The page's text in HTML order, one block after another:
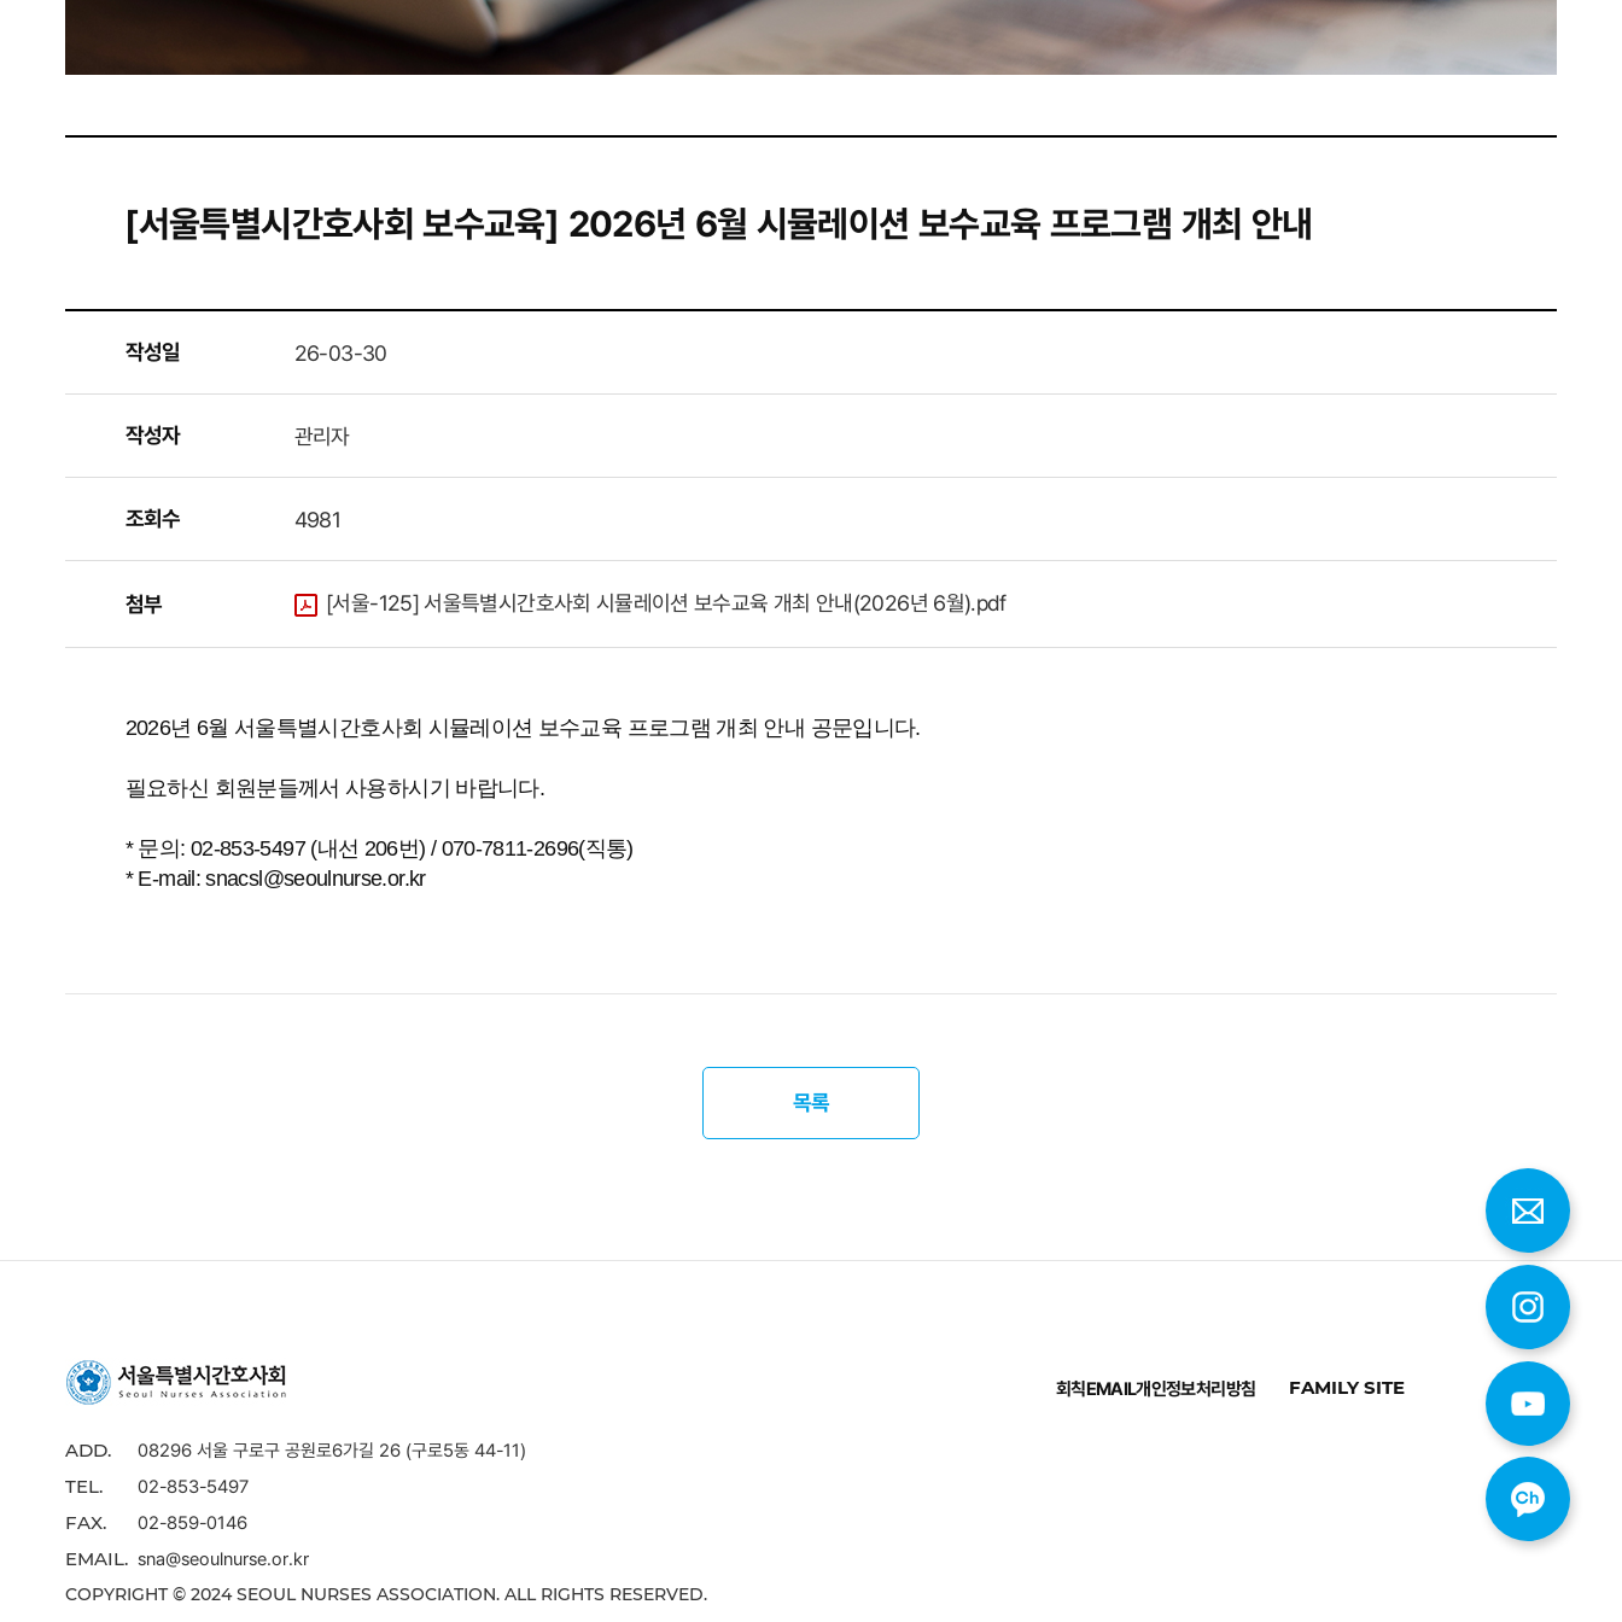
​​​​​​​[서울특별시간호사회 보수교육] 2026년 6월 시뮬레이션 보수교육 프로그램 개최 안내
작성일 26-03-30
작성자 관리자
조회수 4981
첨부 [서울-125] 서울특별시간호사회 시뮬레이션 보수교육 개최 안내(2026년 6월).pdf
2026년 6월 서울특별시간호사회 시뮬레이션 보수교육 프로그램 개최 안내 공문입니다.
필요하신 회원분들께서 사용하시기 바랍니다.
* 문의: 02-853-5497 (내선 206번) / 070-7811-2696(직통)
* E-mail: snacsl@seoulnurse.or.kr
목록
ADD. 08296 서울 구로구 공원로6가길 26 (구로5동 44-11)
TEL. 02-853-5497
FAX. 02-859-0146
EMAIL. sna@seoulnurse.or.kr
COPYRIGHT © 2024 SEOUL NURSES ASSOCIATION. ALL RIGHTS RESERVED.
회칙EMAIL개인정보처리방침 FAMILY SITE